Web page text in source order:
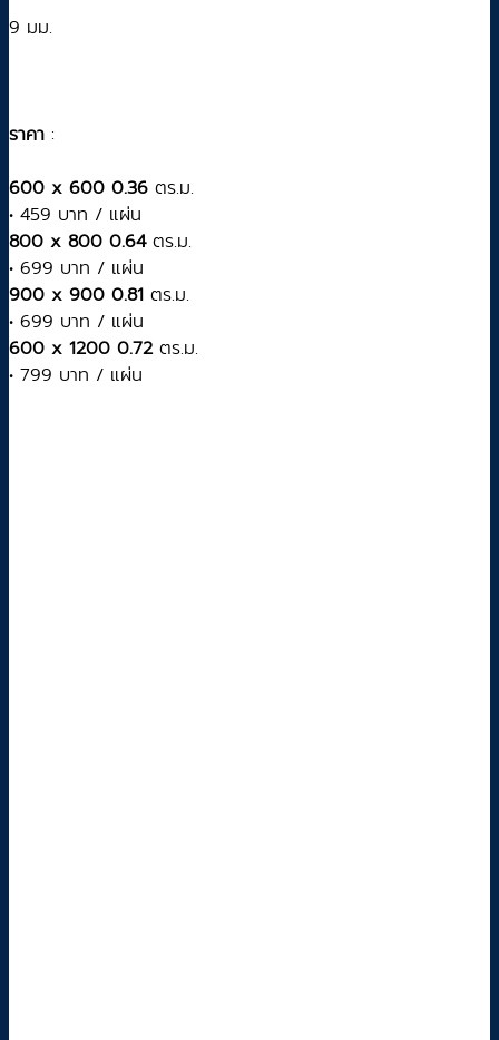
9 มม.
ราคา :
600 x 600 0.36 ตร.ม.
• 459 บาท / แผ่น
800 x 800 0.64ตร.ม.
• 699 บาท / แผ่น
900 x 900 0.81 ตร.ม.
• 699 บาท / แผ่น
600 x 1200 0.72ตร.ม.
• 799 บาท / แผ่น